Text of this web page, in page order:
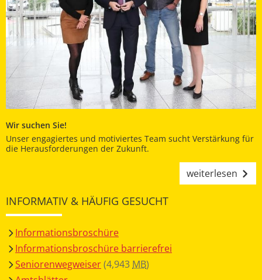
Wir suchen Sie!
Unser engagiertes und motiviertes Team sucht Verstärkung für
die Herausforderungen der Zukunft.
weiterlesen
INFORMATIV & HÄUFIG GESUCHT
Informationsbroschüre
Informationsbroschüre barrierefrei
Seniorenwegweiser(4,943 MB)